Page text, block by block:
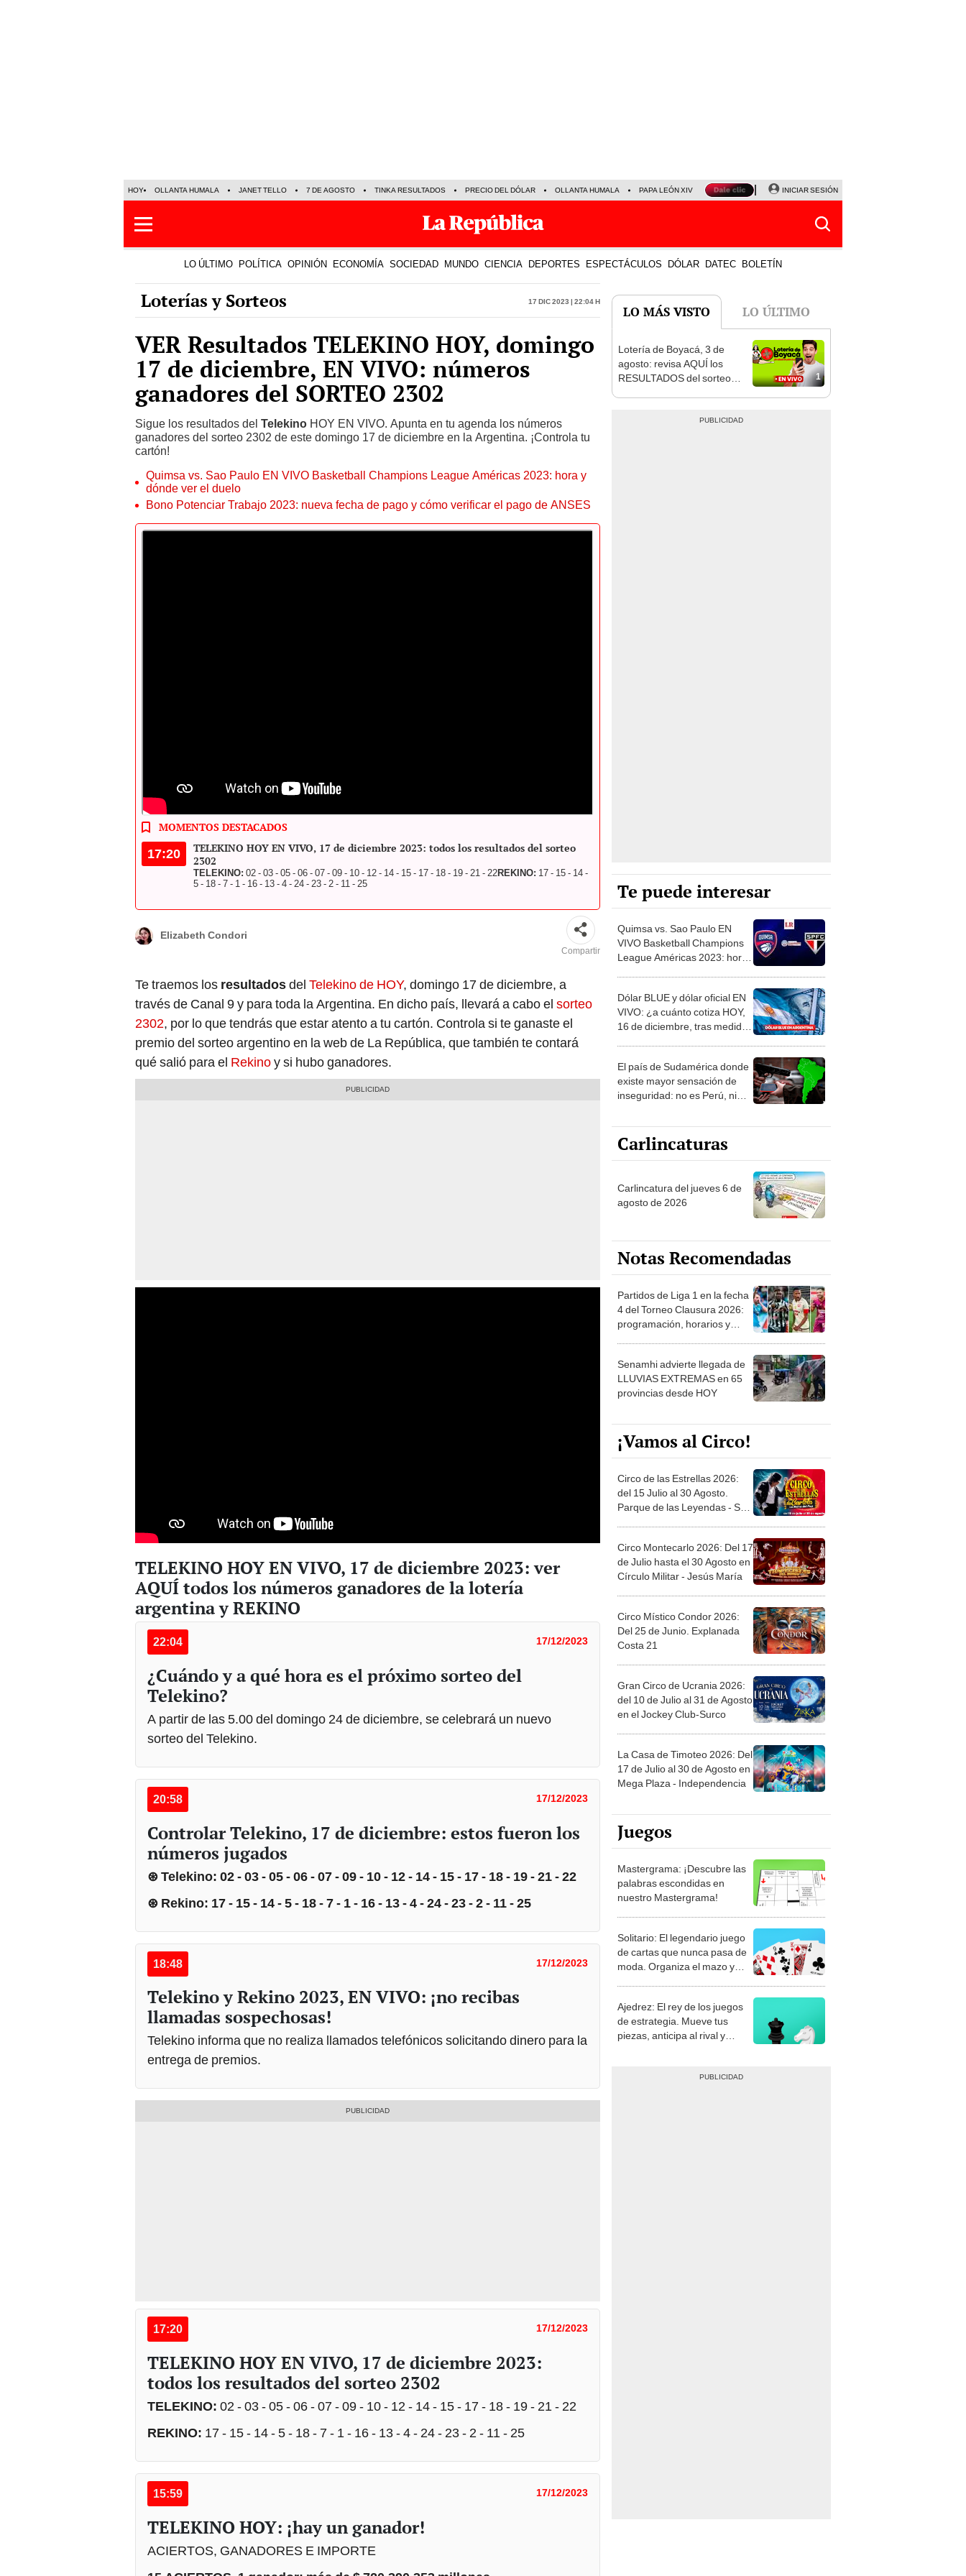
HOY OLLANTA HUMALA JANET TELLO 7 DE AGOSTO TINKA RESULTADOS PRECIO DEL DÓLAR OLLANTA HUMALA PAPA LEÓN XIV NALDY SALDAÑA LA BELLA LUZ
INICIAR SESIÓN
LO ÚLTIMO POLÍTICA OPINIÓN ECONOMÍA SOCIEDAD MUNDO CIENCIA DEPORTES ESPECTÁCULOS DÓLAR DATEC BOLETÍN
Loterías y Sorteos 17 Dic 2023 | 22:04 h
VER Resultados TELEKINO HOY, domingo
17 de diciembre, EN VIVO: números
ganadores del SORTEO 2302
Sigue los resultados del Telekino HOY EN VIVO. Apunta en tu agenda los números
ganadores del sorteo 2302 de este domingo 17 de diciembre en la Argentina. ¡Controla tu
cartón!
Quimsa vs. Sao Paulo EN VIVO Basketball Champions League Américas 2023: hora y
dónde ver el duelo
Bono Potenciar Trabajo 2023: nueva fecha de pago y cómo verificar el pago de ANSES
Conoce los resultados del Telekino y Rekino de HOY, domingo 17 de diciembre. El sorteo 2302 se realizará
en esta jornada. Foto: Composición LR/ Telekino
MOMENTOS DESTACADOS
17:20
TELEKINO HOY EN VIVO, 17 de diciembre 2023: todos los resultados del sorteo
2302
TELEKINO: 02 - 03 - 05 - 06 - 07 - 09 - 10 - 12 - 14 - 15 - 17 - 18 - 19 - 21 - 22REKINO: 17 - 15 - 14 -
5 - 18 - 7 - 1 - 16 - 13 - 4 - 24 - 23 - 2 - 11 - 25
Elizabeth Condori
Compartir
Te traemos los resultadosdel Telekino de HOY, domingo 17 de diciembre, a
través de Canal 9 y para toda la Argentina. En dicho país, llevará a cabo el sorteo
2302, por lo que tendrás que estar atento a tu cartón. Controla si te ganaste el
premio del sorteo argentino en la web de La República, que también te contará
qué salió para el Rekinoy si hubo ganadores.
TELEKINO HOY EN VIVO, 17 de diciembre 2023: ver
AQUÍ todos los números ganadores de la lotería
argentina y REKINO
22:04 17/12/2023
¿Cuándo y a qué hora es el próximo sorteo del
Telekino?
A partir de las 5.00 del domingo 24 de diciembre, se celebrará un nuevo
sorteo del Telekino.
20:58 17/12/2023
Controlar Telekino, 17 de diciembre: estos fueron los
números jugados
⊛ Telekino: 02 - 03 - 05 - 06 - 07 - 09 - 10 - 12 - 14 - 15 - 17 - 18 - 19 - 21 - 22
⊛ Rekino: 17 - 15 - 14 - 5 - 18 - 7 - 1 - 16 - 13 - 4 - 24 - 23 - 2 - 11 - 25
18:48 17/12/2023
Telekino y Rekino 2023, EN VIVO: ¡no recibas
llamadas sospechosas!
Telekino informa que no realiza llamados telefónicos solicitando dinero para la
entrega de premios.
17:20 17/12/2023
TELEKINO HOY EN VIVO, 17 de diciembre 2023:
todos los resultados del sorteo 2302
TELEKINO: 02 - 03 - 05 - 06 - 07 - 09 - 10 - 12 - 14 - 15 - 17 - 18 - 19 - 21 - 22
REKINO: 17 - 15 - 14 - 5 - 18 - 7 - 1 - 16 - 13 - 4 - 24 - 23 - 2 - 11 - 25
15:59 17/12/2023
TELEKINO HOY: ¡hay un ganador!
ACIERTOS, GANADORES E IMPORTE
LO MÁS VISTO LO ÚLTIMO
1
Lotería de Boyacá, 3 de
agosto: revisa AQUÍ los
RESULTADOS del sorteo
Te puede interesar
Quimsa vs. Sao Paulo EN
VIVO Basketball Champions
League Américas 2023: hora
Dólar BLUE y dólar oficial EN
VIVO: ¿a cuánto cotiza HOY,
16 de diciembre, tras medidas
El país de Sudamérica donde
existe mayor sensación de
inseguridad: no es Perú, ni
Carlincaturas
Carlincatura del jueves 6 de
agosto de 2026
Notas Recomendadas
Partidos de Liga 1 en la fecha
4 del Torneo Clausura 2026:
programación, horarios y
Senamhi advierte llegada de
LLUVIAS EXTREMAS en 65
provincias desde HOY
¡Vamos al Circo!
Circo de las Estrellas 2026:
del 15 Julio al 30 Agosto.
Parque de las Leyendas - San
Circo Montecarlo 2026: Del 17
de Julio hasta el 30 Agosto en
Círculo Militar - Jesús María
Circo Místico Condor 2026:
Del 25 de Junio. Explanada
Costa 21
Gran Circo de Ucrania 2026:
del 10 de Julio al 31 de Agosto
en el Jockey Club-Surco
La Casa de Timoteo 2026: Del
17 de Julio al 30 de Agosto en
Mega Plaza - Independencia
Juegos
Mastergrama: ¡Descubre las
palabras escondidas en
nuestro Mastergrama!
Solitario: El legendario juego
de cartas que nunca pasa de
moda. Organiza el mazo y
Ajedrez: El rey de los juegos
de estrategia. Mueve tus
piezas, anticipa al rival y